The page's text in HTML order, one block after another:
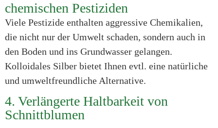
chemischen Pestiziden
Viele Pestizide enthalten aggressive Chemikalien,
die nicht nur der Umwelt schaden, sondern auch in
den Boden und ins Grundwasser gelangen.
Kolloidales Silber bietet Ihnen evtl. eine natürliche
und umweltfreundliche Alternative.
4. Verlängerte Haltbarkeit von
Schnittblumen